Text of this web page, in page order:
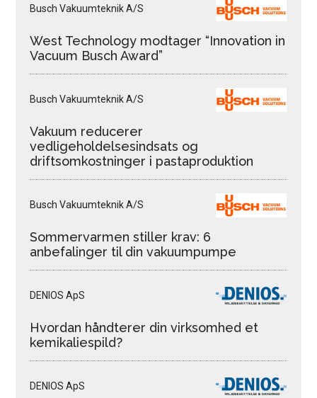
Busch Vakuumteknik A/S
West Technology modtager “Innovation in
Vacuum Busch Award”
Busch Vakuumteknik A/S
Vakuum reducerer
vedligeholdelsesindsats og
driftsomkostninger i pastaproduktion
Busch Vakuumteknik A/S
Sommervarmen stiller krav: 6
anbefalinger til din vakuumpumpe
DENIOS ApS
Hvordan håndterer din virksomhed et
kemikaliespild?
DENIOS ApS